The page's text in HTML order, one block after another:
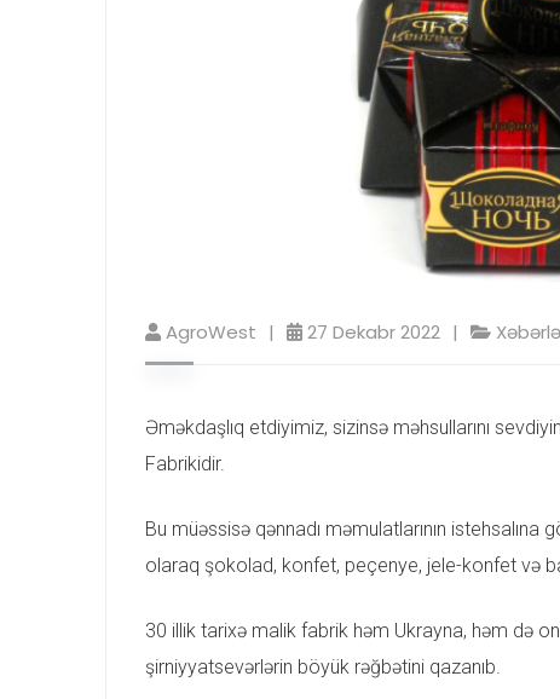
AgroWest 27 Dekabr 2022
Əməkdaşlıq etdiyimiz, sizinsə məhsullarını
Fabrikidir.
Bu müəssisə qənnadı məmulatlarının
olaraq şokolad, konfet, peçenye, jele-konfet və
30 illik tarixə malik fabrik həm Ukrayna, həm də
şirniyyatsevərlərin böyük rəğbətini qazanıb.